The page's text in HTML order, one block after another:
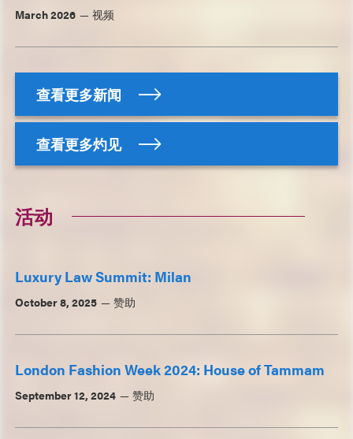
March 2026 视频
查看更多新闻
查看更多灼见
活动
Luxury Law Summit: Milan
October 8, 2025 赞助
London Fashion Week 2024: House of Tammam
September 12, 2024 赞助